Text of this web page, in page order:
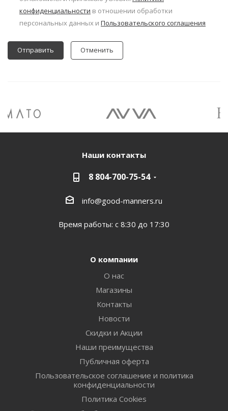
конфиденциальности в отношении обработки
персональных данных и Пользовательского соглашения
Отменить
Наши контакты
8 804-700-75-54
info@good-manners.ru
Время работы: с 8:30 до 17:30
О компании
О нас
Магазины
Контакты
Новости
Скидки и Акции
Наши преимущества
Публичная оферта
Пользовательское соглашение и политика
конфиденциальности
Политика Cookies